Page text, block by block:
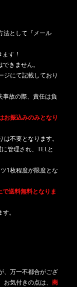
法として『メール
す！
きません。
ジにて記載しており
故の際、責任は負
お振込みのみとなり
不要となります。
管理され、TELと
1枚程度が限度とな
送料無料となりま
。
、万一不都合がござ
気付きの点は、 商